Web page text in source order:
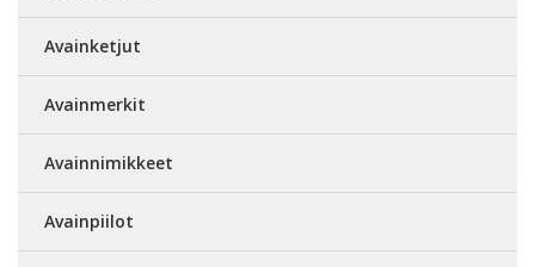
Avainketjut
Avainmerkit
Avainnimikkeet
Avainpiilot